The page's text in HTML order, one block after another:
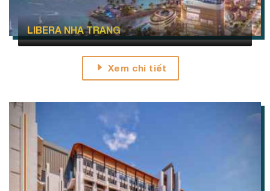
LIBERA NHA TRANG
Xem chi tiết